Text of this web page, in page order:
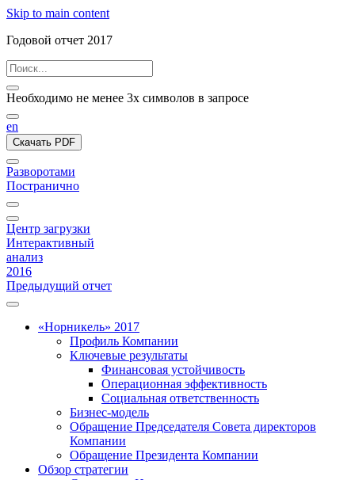
Skip to main content
Годовой отчет 2017
Необходимо не менее 3х символов в запросе
en
Скачать PDF
Разворотами
Постранично
Центр загрузки
Интерактивный
анализ
2016
Предыдущий отчет
«Норникель» 2017
Профиль Компании
Ключевые результаты
Финансовая устойчивость
Операционная эффективность
Социальная ответственность
Бизнес-модель
Обращение Председателя Совета директоров
Компании
Обращение Президента Компании
Обзор стратегии